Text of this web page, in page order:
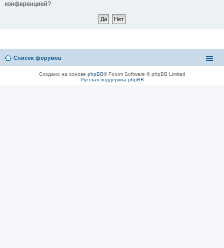
конференцией?
Список форумов
Создано на основе phpBB® Forum Software © phpBB Limited
Русская поддержка phpBB